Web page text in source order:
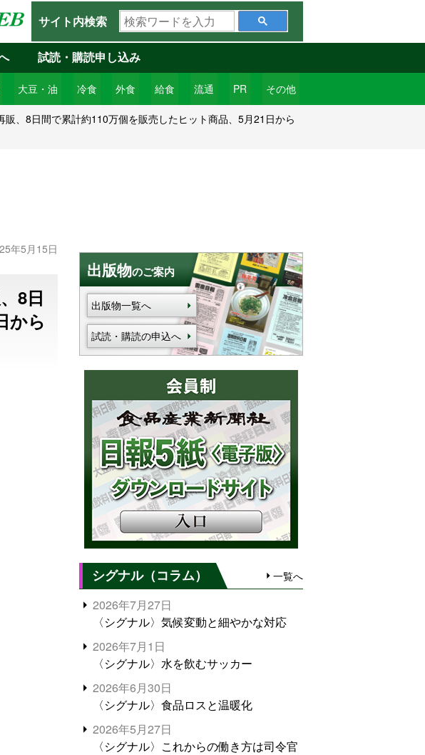
サイト内検索
検
索
ワ
ー
ド
を
入
大豆・油 冷食 外食 給食 流通 PR その他
試読・購読申し込み
、8日間で累計約110万個を販売したヒット商品、5月21日から
年5月15日
8日
から
出版物のご案内
出版物一覧へ
試読・購読の申込へ
シグナル（コラム） 一覧へ
2026年7月27日
〈シグナル〉気候変動と細やかな対応
2026年7月1日
〈シグナル〉水を飲むサッカー
2026年6月30日
〈シグナル〉食品ロスと温暖化
2026年5月27日
〈シグナル〉これからの働き方は司令官